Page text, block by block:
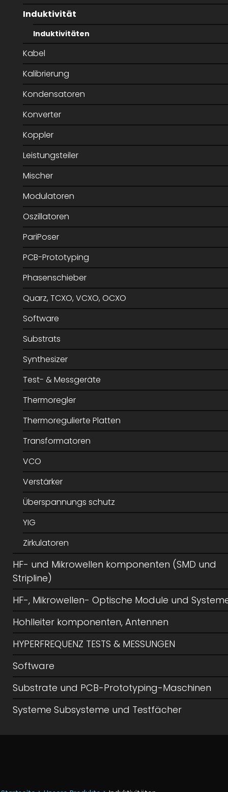
Induktivität
Induktivitäten
Kabel
Kalibrierung
Kondensatoren
Konverter
Koppler
Leistungsteiler
Mischer
Modulatoren
Oszillatoren
PariPoser
PCB-Prototyping
Phasenschieber
Quarz, TCXO, VCXO, OCXO
Software
Substrats
Synthesizer
Test- & Messgeräte
Thermoregler
Thermoregulierte Platten
Transformatoren
VCO
Verstärker
Überspannungs schutz
YIG
Zirkulatoren
HF- und Mikrowellen komponenten (SMD und
Stripline)
HF-, Mikrowellen- Optische Module und
Hohlleiter komponenten, Antennen
HYPERFREQUENZ TESTS & MESSUNGEN
Software
Substrate und PCB-Prototyping-Maschinen
Systeme Subsysteme und Testfächer